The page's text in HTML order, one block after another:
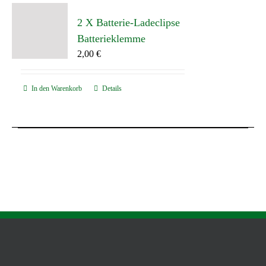
2 X Batterie-Ladeclipse
Batterieklemme
2,00 €
In den Warenkorb Details